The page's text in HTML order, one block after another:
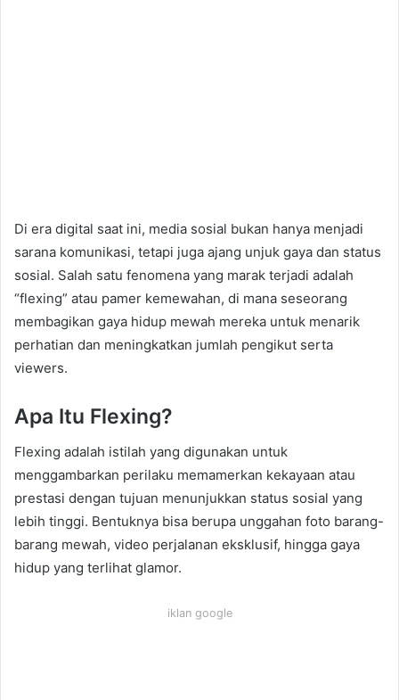
Di era digital saat ini, media sosial bukan hanya menjadi
sarana komunikasi, tetapi juga ajang unjuk gaya dan status
sosial. Salah satu fenomena yang marak terjadi adalah
“flexing” atau pamer kemewahan, di mana seseorang
membagikan gaya hidup mewah mereka untuk menarik
perhatian dan meningkatkan jumlah pengikut serta
viewers.
Apa Itu Flexing?
Flexing adalah istilah yang digunakan untuk
menggambarkan perilaku memamerkan kekayaan atau
prestasi dengan tujuan menunjukkan status sosial yang
lebih tinggi. Bentuknya bisa berupa unggahan foto barang-
barang mewah, video perjalanan eksklusif, hingga gaya
hidup yang terlihat glamor.
iklan google